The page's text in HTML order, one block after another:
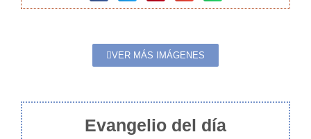
VER MÁS IMÁGENES
Evangelio del día